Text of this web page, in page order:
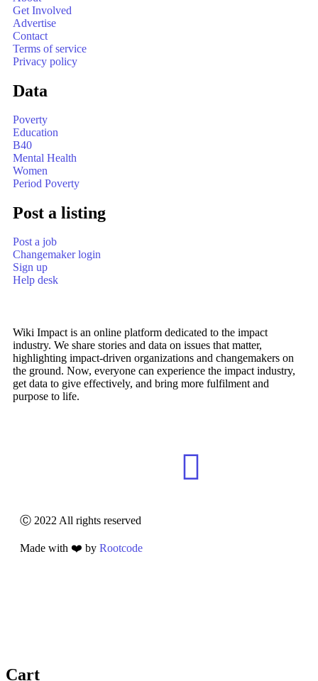
Get Involved
Advertise
Contact
Terms of service
Privacy policy
Data
Poverty
Education
B40
Mental Health
Women
Period Poverty
Post a listing
Post a job
Changemaker login
Sign up
Help desk
Wiki Impact is an online platform dedicated to the impact
industry. We share stories and data on issues that matter,
highlighting impact-driven organizations and changemakers on
the ground. Now, everyone can experience the impact industry,
get data to give effectively, and bring more fulfilment and
purpose to life.
Ⓒ 2022 All rights reserved
Made with ❤️ by Rootcode
Cart